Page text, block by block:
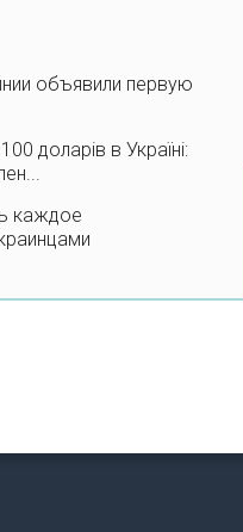
объявили первую
доларів в Україні:
каждое